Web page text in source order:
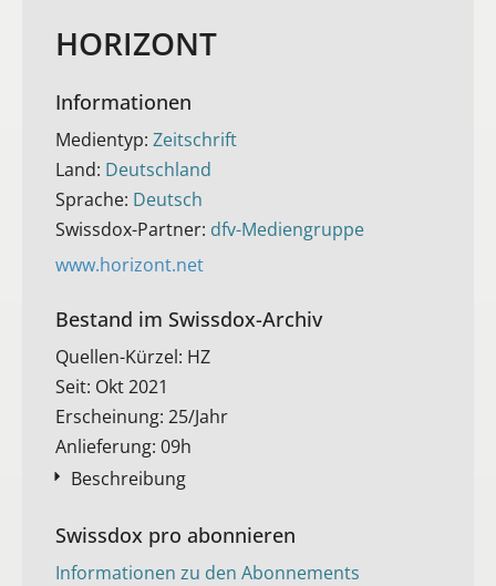
HORIZONT
Informationen
Medientyp: Zeitschrift
Land: Deutschland
Sprache: Deutsch
Swissdox-Partner: dfv-Mediengruppe
www.horizont.net
Bestand im Swissdox-Archiv​
Quellen-Kürzel: HZ
Seit: Okt 2021
Erscheinung: 25/Jahr
Anlieferung: 09h
Beschreibung
Swissdox pro abonnieren
Informationen zu den Abonnements